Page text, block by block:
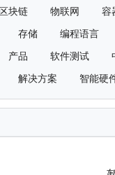
区块链 物联网 容
存储 编程语言
产品 软件测试
解决方案 智能硬